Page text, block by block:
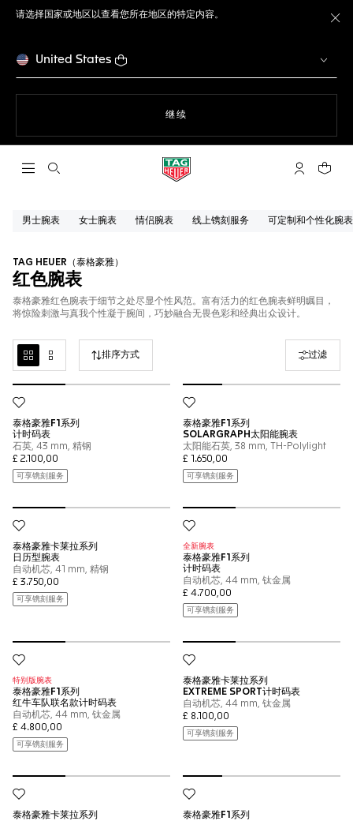
请选择国家或地区以查看您所在地区的特定内容。
United States
继续
打开搜索 My TAG您的